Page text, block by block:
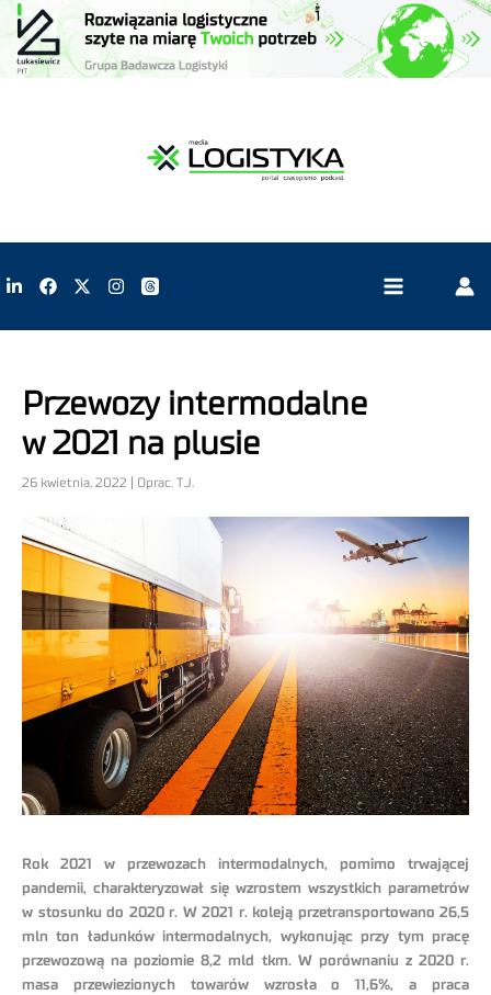
Przewozy intermodalne
w 2021 na plusie
26 kwietnia, 2022 | Oprac. T.J.
Rok 2021 w przewozach intermodalnych, pomimo trwającej
pandemii, charakteryzował się wzrostem wszystkich parametrów
w stosunku do 2020 r. W 2021 r. koleją przetransportowano 26,5
mln ton ładunków intermodalnych, wykonując przy tym pracę
przewozową na poziomie 8,2 mld tkm. W porównaniu z 2020 r.
masa przewiezionych towarów wzrosła o 11,6%, a praca